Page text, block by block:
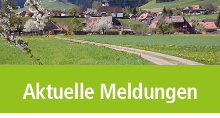
Aktuelle Meldungen